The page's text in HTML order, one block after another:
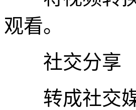
观看。
社交分享
转成社交媒